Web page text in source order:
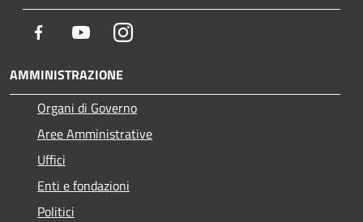
Facebook YoutubeInstagram
AMMINISTRAZIONE
Organi di Governo
Aree Amministrative
Uffici
Enti e fondazioni
Politici